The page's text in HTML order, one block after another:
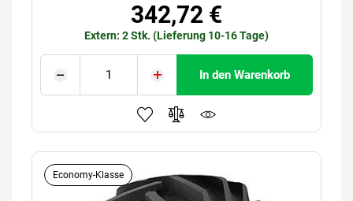
342,72 €
Extern: 2 Stk. (Lieferung 10-16 Tage)
In den Warenkorb
Economy-Klasse